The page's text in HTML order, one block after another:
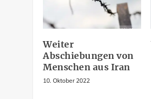
Weiter
Abschiebungen von
Menschen aus Iran
10. Oktober 2022